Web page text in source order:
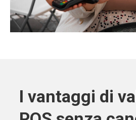
I vantaggi di